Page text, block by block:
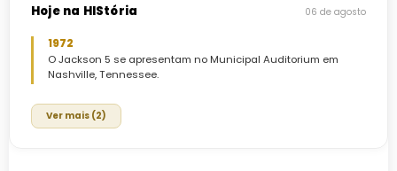
Hoje na HIStória 06 de agosto
1972
O Jackson 5 se apresentam no Municipal Auditorium em
Nashville, Tennessee.
Ver mais (2)